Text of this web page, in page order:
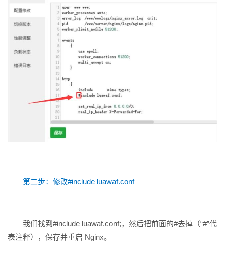
第二步：修改#include luawaf.conf
我们找到#include luawaf.conf;，然后把前面的#去掉（“#”代
表注释），保存并重启 Nginx。